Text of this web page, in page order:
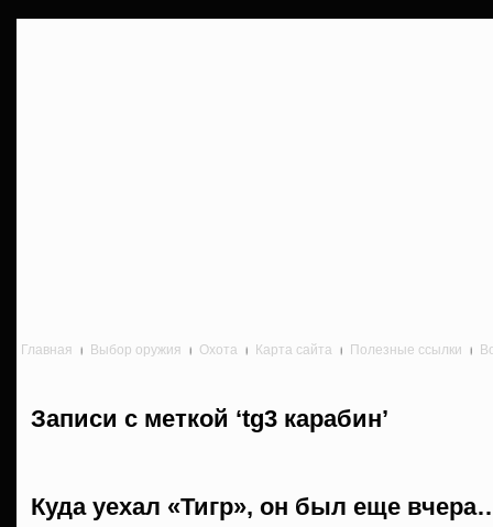
Главная Выбор оружия Охота Карта сайта Полезные ссылки
Записи с меткой ‘tg3 карабин’
Куда уехал «Тигр», он был еще